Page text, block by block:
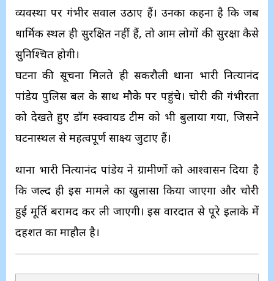
व्यवस्था पर गंभीर सवाल उठाए हैं। उनका कहना है कि जब
धार्मिक स्थल ही सुरक्षित नहीं हैं, तो आम लोगों की सुरक्षा कैसे
सुनिश्चित होगी।
घटना की सूचना मिलते ही सकरौली थाना प्रभारी नित्यानंद
पांडेय पुलिस बल के साथ मौके पर पहुंचे। चोरी की गंभीरता
को देखते हुए डॉग स्क्वायड टीम को भी बुलाया गया, जिसने
घटनास्थल से महत्वपूर्ण साक्ष्य जुटाए हैं।
थाना प्रभारी नित्यानंद पांडेय ने ग्रामीणों को आश्वासन दिया है
कि जल्द ही इस मामले का खुलासा किया जाएगा और चोरी
हुई मूर्ति बरामद कर ली जाएगी। इस वारदात से पूरे इलाके में
दहशत का माहौल है।